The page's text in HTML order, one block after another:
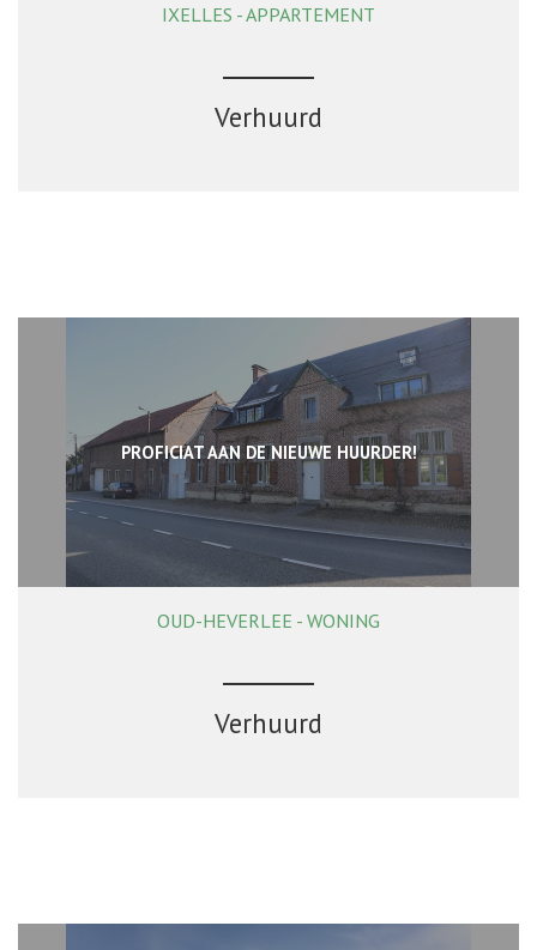
100 m² 3 1
IXELLES - APPARTEMENT
Verhuurd
PROFICIAT AAN DE NIEUWE HUURDER!
150 m² 2 1
OUD-HEVERLEE - WONING
Verhuurd